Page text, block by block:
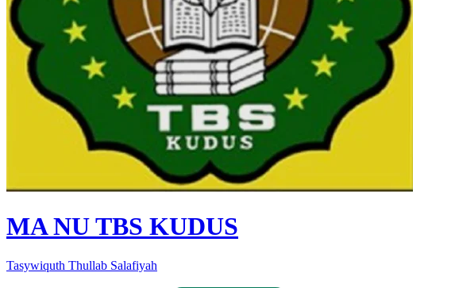
MA NU TBS KUDUS
Tasywiquth Thullab Salafiyah